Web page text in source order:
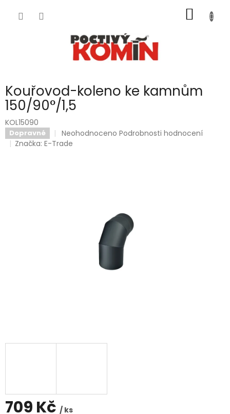
KOŠÍK
Kouřovod-koleno ke kamnům
150/90°/1,5
KOL15090
Dopravné
Průměrné
hodnocení
Neohodnoceno Podrobnosti hodnocení
Značka:E-Trade
709 Kč / ks